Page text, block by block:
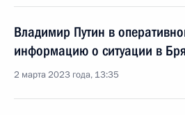
Владимир Путин в
информацию о ситуации в
2 марта 2023 года, 13:35